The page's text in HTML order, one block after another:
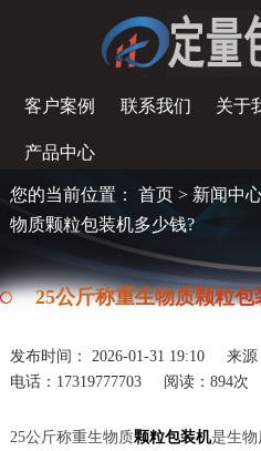
客户案例 联系我们 关于
产品中心
您的当前位置： 首页> 新闻中
物质颗粒包装机多少钱?
25公斤称重生物质颗粒包
发布时间： 2026-01-31 19:10
来源
电话：17319777703
阅读： 894次
25公斤称重生物质颗粒包装机是生物